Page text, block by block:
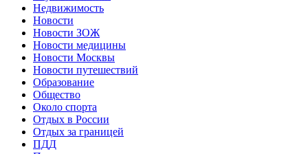
Недвижимость
Новости
Новости ЗОЖ
Новости медицины
Новости Москвы
Новости путешествий
Образование
Общество
Около спорта
Отдых в России
Отдых за границей
ПДД